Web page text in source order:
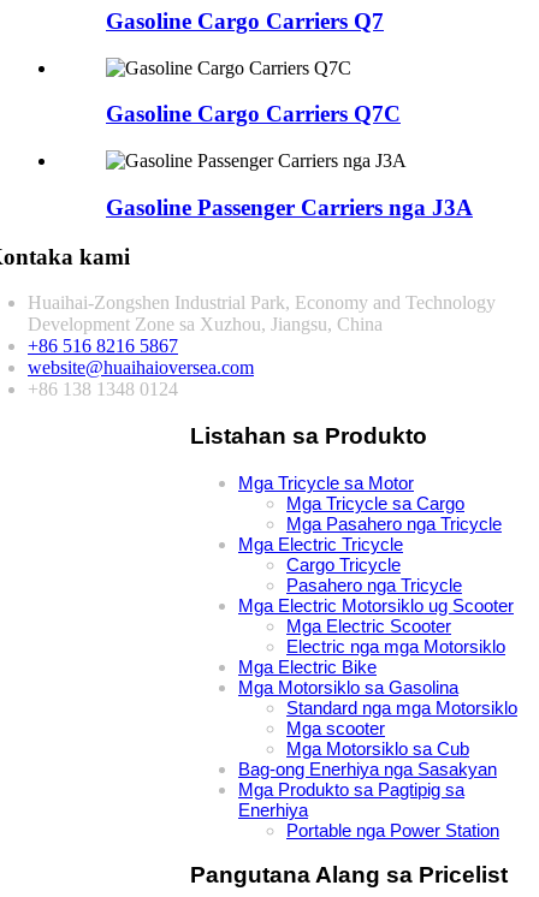
Gasoline Cargo Carriers Q7
Gasoline Cargo Carriers Q7C
Gasoline Passenger Carriers nga J3A
kami
Huaihai-Zongshen Industrial Park, Economy and Technology
Development Zone sa Xuzhou, Jiangsu, China
+86 516 8216 5867
website@huaihaioversea.com
+86 138 1348 0124
Listahan sa Produkto
Mga Tricycle sa Motor
Mga Tricycle sa Cargo
Mga Pasahero nga Tricycle
Mga Electric Tricycle
Cargo Tricycle
Pasahero nga Tricycle
Mga Electric Motorsiklo ug Scooter
Mga Electric Scooter
Electric nga mga Motorsiklo
Mga Electric Bike
Mga Motorsiklo sa Gasolina
Standard nga mga Motorsiklo
Mga scooter
Mga Motorsiklo sa Cub
Bag-ong Enerhiya nga Sasakyan
Mga Produkto sa Pagtipig sa
Enerhiya
Portable nga Power Station
Pangutana Alang sa Pricelist